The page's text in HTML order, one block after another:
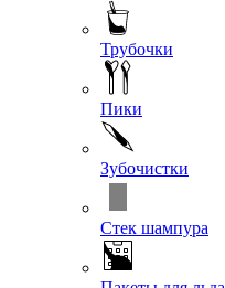
Трубочки
Пики
Зубочистки
Стек шампура